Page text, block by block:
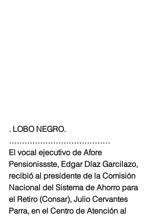
. LOBO NEGRO.
…………………………………
El vocal ejecutivo de Afore
Pensionissste, Edgar Díaz Garcilazo,
recibió al presidente de la Comisión
Nacional del Sistema de Ahorro para
el Retiro (Consar), Julio Cervantes
Parra, en el Centro de Atención al